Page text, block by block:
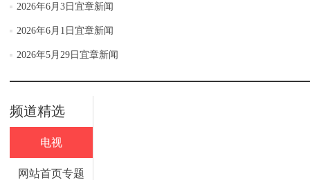
2026年6月3日宜章新闻
2026年6月1日宜章新闻
2026年5月29日宜章新闻
频道精选
电视
网站首页专题